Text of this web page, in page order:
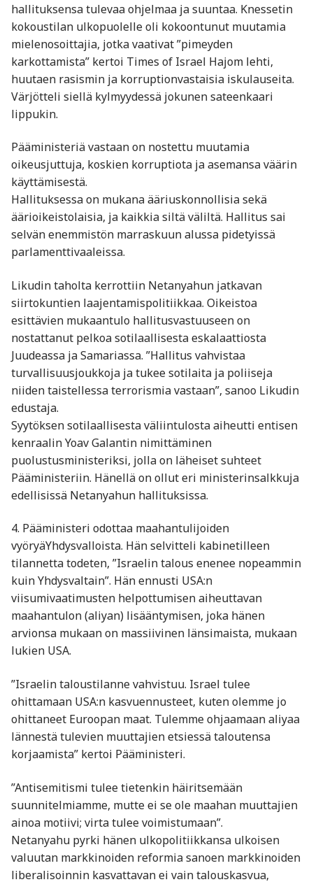
hallituksensa tulevaa ohjelmaa ja suuntaa. Knessetin
kokoustilan ulkopuolelle oli kokoontunut muutamia
mielenosoittajia, jotka vaativat ”pimeyden
karkottamista” kertoi Times of Israel Hajom lehti,
huutaen rasismin ja korruptionvastaisia iskulauseita.
Värjötteli siellä kylmyydessä jokunen sateenkaari
lippukin.
Pääministeriä vastaan on nostettu muutamia
oikeusjuttuja, koskien korruptiota ja asemansa väärin
käyttämisestä.
Hallituksessa on mukana ääriuskonnollisia sekä
äärioikeistolaisia, ja kaikkia siltä väliltä. Hallitus sai
selvän enemmistön marraskuun alussa pidetyissä
parlamenttivaaleissa.
Likudin taholta kerrottiin Netanyahun jatkavan
siirtokuntien laajentamispolitiikkaa. Oikeistoa
esittävien mukaantulo hallitusvastuuseen on
nostattanut pelkoa sotilaallisesta eskalaattiosta
Juudeassa ja Samariassa. ”Hallitus vahvistaa
turvallisuusjoukkoja ja tukee sotilaita ja poliiseja
niiden taistellessa terrorismia vastaan”, sanoo Likudin
edustaja.
Syytöksen sotilaallisesta väliintulosta aiheutti entisen
kenraalin Yoav Galantin nimittäminen
puolustusministeriksi, jolla on läheiset suhteet
Pääministeriin. Hänellä on ollut eri ministerinsalkkuja
edellisissä Netanyahun hallituksissa.
4. Pääministeri odottaa maahantulijoiden
vyöryäYhdysvalloista. Hän selvitteli kabinetilleen
tilannetta todeten, ”Israelin talous enenee nopeammin
kuin Yhdysvaltain”. Hän ennusti USA:n
viisumivaatimusten helpottumisen aiheuttavan
maahantulon (aliyan) lisääntymisen, joka hänen
arvionsa mukaan on massiivinen länsimaista, mukaan
lukien USA.
”Israelin taloustilanne vahvistuu. Israel tulee
ohittamaan USA:n kasvuennusteet, kuten olemme jo
ohittaneet Euroopan maat. Tulemme ohjaamaan aliyaa
lännestä tulevien muuttajien etsiessä taloutensa
korjaamista” kertoi Pääministeri.
”Antisemitismi tulee tietenkin häiritsemään
suunnitelmiamme, mutte ei se ole maahan muuttajien
ainoa motiivi; virta tulee voimistumaan”.
Netanyahu pyrki hänen ulkopolitiikkansa ulkoisen
valuutan markkinoiden reformia sanoen markkinoiden
liberalisoinnin kasvattavan ei vain talouskasvua,